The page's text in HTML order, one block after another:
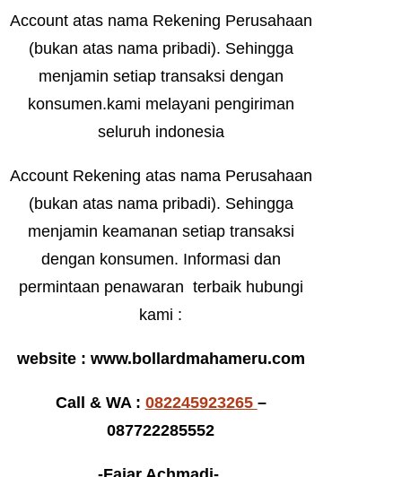
Account atas nama Rekening Perusahaan
(bukan atas nama pribadi). Sehingga
menjamin setiap transaksi dengan
konsumen.kami melayani pengiriman
seluruh indonesia
Account Rekening atas nama Perusahaan
(bukan atas nama pribadi). Sehingga
menjamin keamanan setiap transaksi
dengan konsumen. Informasi dan
permintaan penawaran terbaik hubungi
kami :
website : www.bollardmahameru.com
Call & WA : 082245923265 –
087722285552